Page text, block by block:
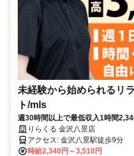
未経験から始められるリ
ト/mls
週30時間以上で最低収入1時間
トレで一生モノの技術を習得✅好
川県横浜市金沢区泥亀】
りらくる 金沢八景店
アクセス: 金沢八景駅徒歩9分
時給2,340円～3,510円